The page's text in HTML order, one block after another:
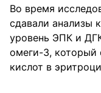
Во время
сдавали анализы
уровень ЭПК и
омеги-3, который
кислот в